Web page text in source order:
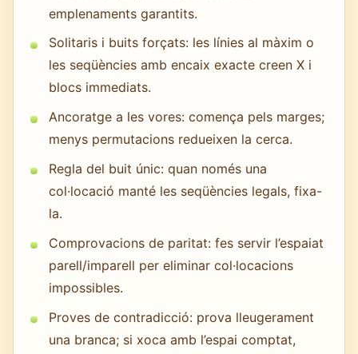
emplenaments garantits.
Solitaris i buits forçats: les línies al màxim o
les seqüències amb encaix exacte creen X i
blocs immediats.
Ancoratge a les vores: comença pels marges;
menys permutacions redueixen la cerca.
Regla del buit únic: quan només una
col·locació manté les seqüències legals, fixa-
la.
Comprovacions de paritat: fes servir l’espaiat
parell/imparell per eliminar col·locacions
impossibles.
Proves de contradicció: prova lleugerament
una branca; si xoca amb l’espai comptat,